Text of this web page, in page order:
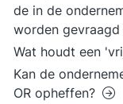
de in de
worden gevraagd
Wat houdt een
Kan de
OR opheffen?